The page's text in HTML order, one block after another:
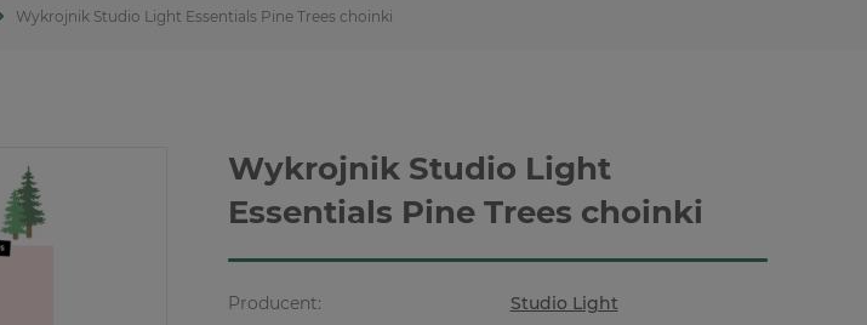
Wykrojnik Studio Light Essentials Pine Trees choinki
Wykrojnik Studio Light
Essentials Pine Trees choinki
Producent:
Studio Light